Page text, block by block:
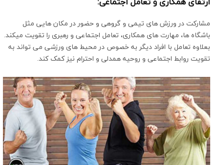
مشارکت در ورزش های تیمی و گروهی و حضور در مکان هایی مثل
باشگاه ها، مهارت های همکاری، تعامل اجتماعی و رهبری را تقویت میکند.
بعلاوه تعامل با افراد دیگر به خصوص در محیط های ورزشی می تواند به
تقویت روابط اجتماعی و روحیه همدلی و احترام نیز کمک کند.